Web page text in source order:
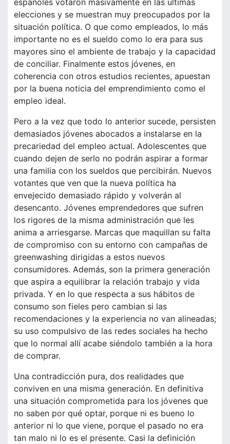
elecciones y se muestran muy preocupados por la
situación política. O que como empleados, lo más
importante no es el sueldo como lo era para sus
mayores sino el ambiente de trabajo y la capacidad
de conciliar. Finalmente estos jóvenes, en
coherencia con otros estudios recientes, apuestan
por la buena noticia del emprendimiento como el
empleo ideal.
Pero a la vez que todo lo anterior sucede, persisten
demasiados jóvenes abocados a instalarse en la
precariedad del empleo actual. Adolescentes que
cuando dejen de serlo no podrán aspirar a formar
una familia con los sueldos que percibirán. Nuevos
votantes que ven que la nueva política ha
envejecido demasiado rápido y volverán al
desencanto. Jóvenes emprendedores que sufren
los rigores de la misma administración que les
anima a arriesgarse. Marcas que maquillan su falta
de compromiso con su entorno con campañas de
greenwashing dirigidas a estos nuevos
consumidores. Además, son la primera generación
que aspira a equilibrar la relación trabajo y vida
privada. Y en lo que respecta a sus hábitos de
consumo son fieles pero cambian si las
recomendaciones y la experiencia no van alineadas;
su uso compulsivo de las redes sociales ha hecho
que lo normal allí acabe siéndolo también a la hora
de comprar.
Una contradicción pura, dos realidades que
conviven en una misma generación. En definitiva
una situación comprometida para los jóvenes que
no saben por qué optar, porque ni es bueno lo
anterior ni lo que viene, porque el pasado no era
tan malo ni lo es el presente. Casi la definición